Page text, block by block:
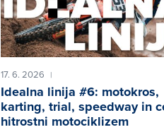
17. 6. 2026 |
Idealna linija #6: motokros,
karting, trial, speedway in
hitrostni motociklizem